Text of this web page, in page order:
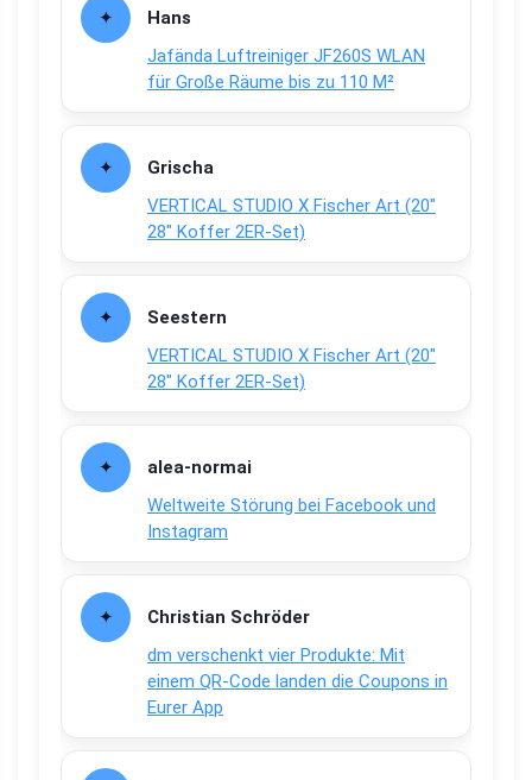
Hans
Jafända Luftreiniger JF260S WLAN
für Große Räume bis zu 110 M²
Grischa
VERTICAL STUDIO X Fischer Art (20″
28″ Koffer 2ER-Set)
Seestern
VERTICAL STUDIO X Fischer Art (20″
28″ Koffer 2ER-Set)
alea-normai
Weltweite Störung bei Facebook und
Instagram
Christian Schröder
dm verschenkt vier Produkte: Mit
einem QR-Code landen die Coupons in
Eurer App